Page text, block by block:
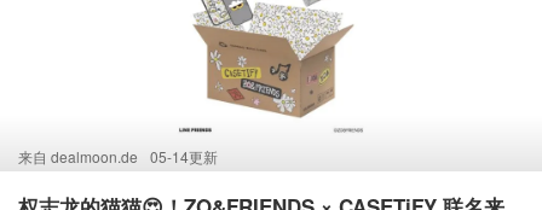
来自 dealmoon.de 05-14更新